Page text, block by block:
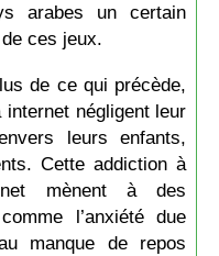
arabes un certain
ces jeux.
de ce qui précède,
négligent leur
leurs enfants,
Cette addiction à
mènent à des
l’anxiété due
manque de repos